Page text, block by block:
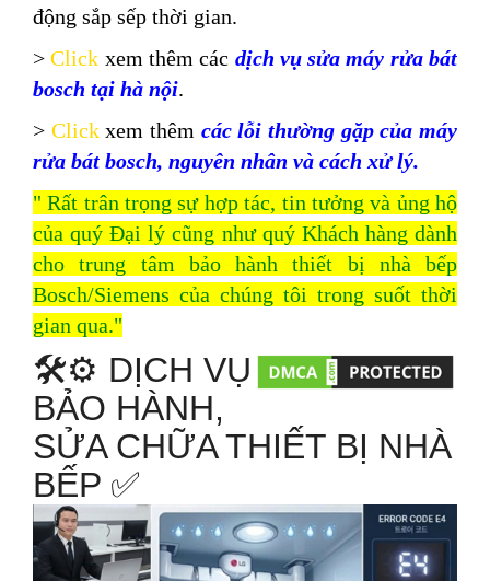
động sắp sếp thời gian.
>Click xem thêm các dịch vụ sửa máy rửa bát
bosch tại hà nội.
> Clickxem thêm các lỗi thường gặp của máy
rửa bát bosch, nguyên nhân và cách xử lý.
" Rất trân trọng sự hợp tác, tin tưởng và ủng hộ
của quý Đại lý cũng như quý Khách hàng dành
chotrung tâm bảo hành thiết bị nhà bếp
Bosch/Siemens của chúng tôi trong suốt thời
gian qua."
🛠️⚙️ DỊCH VỤ
BẢO HÀNH,
SỬA CHỮA THIẾT BỊ NHÀ
BẾP ✅️